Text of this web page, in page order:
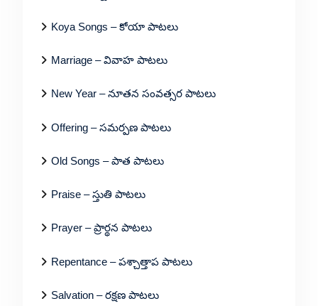
Koya Songs – కోయా పాటలు
Marriage – వివాహ పాటలు
New Year – నూతన సంవత్సర పాటలు
Offering – సమర్పణ పాటలు
Old Songs – పాత పాటలు
Praise – స్తుతి పాటలు
Prayer – ప్రార్థన పాటలు
Repentance – పశ్చాత్తాప పాటలు
Salvation – రక్షణ పాటలు